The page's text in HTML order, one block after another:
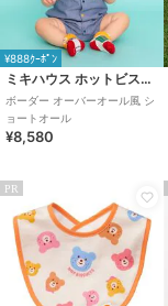
¥888ｸｰﾎﾟﾝ
ミキハウス ホットビスケッツ
ボーダー オーバーオール風 シ
ョートオール
¥8,580
PR